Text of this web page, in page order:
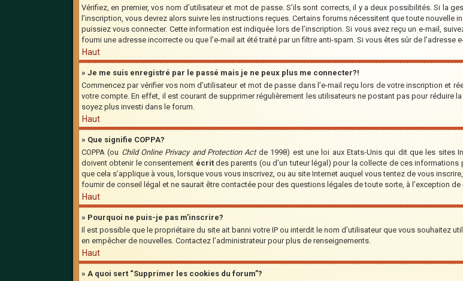
Vérifiez, en premier, vos nom d’utilisateur et mot de passe. S’ils sont corrects, il y a deux possibilités. Si la
l’inscription, vous devrez alors suivre les instructions reçues. Certains forums nécessitent que toute nouvelle
puissiez vous connecter. Cette information est indiquée lors de l’inscription. Si vous avez reçu un e-mail,
fourni une adresse incorrecte ou que l’e-mail ait été traité par un filtre anti-spam. Si vous êtes sûr de l’adresse
Haut
» Je me suis enregistré par le passé mais je ne peux plus me connecter?!
Commencez par vérifier vos nom d’utilisateur et mot de passe dans l’e-mail reçu lors de votre inscription et
votre compte. En effet, il est courant de supprimer régulièrement les utilisateurs ne postant pas pour réduire
soyez plus investi dans le forum.
Haut
» Que signifie COPPA?
COPPA (ou Child Online Privacy and Protection Actde 1998) est une loi aux Etats-Unis qui dit que les sites
doivent obtenir le consentement écritdes parents (ou d’un tuteur légal) pour la collecte de ces informations
que cela s’applique à vous, lorsque vous vous inscrivez, ou au site Internet auquel vous tentez de vous
fournir de conseil légal et ne saurait être contactée pour des questions légales de toute sorte, à l’exception
Haut
» Pourquoi ne puis-je pas m’inscrire?
Il est possible que le propriétaire du site ait banni votre IP ou interdit le nom d’utilisateur que vous souhaitez
en empêcher de nouvelles. Contactez l’administrateur pour plus de renseignements.
Haut
» A quoi sert “Supprimer les cookies du forum”?